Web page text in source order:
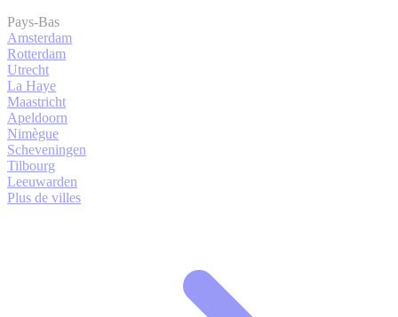
Pays-Bas
Amsterdam
Rotterdam
Utrecht
La Haye
Maastricht
Apeldoorn
Nimègue
Scheveningen
Tilbourg
Leeuwarden
Plus de villes